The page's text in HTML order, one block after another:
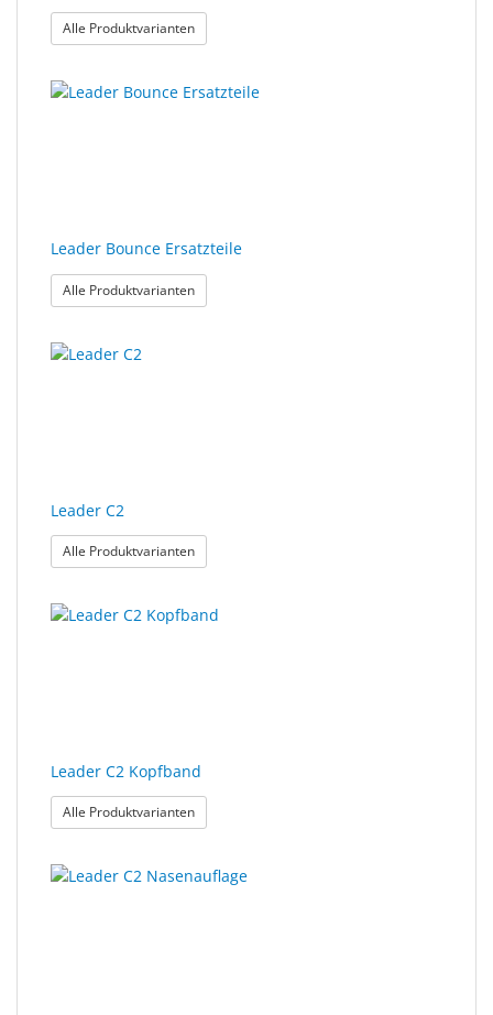
NEED
YOU
SALE
Alle Produktvarianten: Leader Bounce
Leader Bounce Ersatzteile
Alle Produktvarianten: Leader Bounce Ersatzteile
Leader C2
Alle Produktvarianten: Leader C2
Leader C2 Kopfband
Alle Produktvarianten: Leader C2 Kopfband